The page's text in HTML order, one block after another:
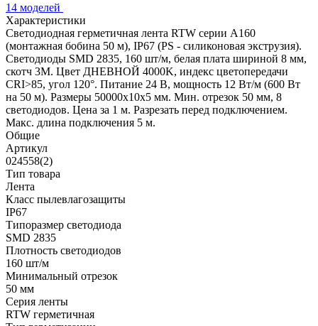
14 моделей
Характеристики
Светодиодная герметичная лента RTW серии A160
(монтажная бобина 50 м), IP67 (PS - силиконовая экструзия).
Светодиоды SMD 2835, 160 шт/м, белая плата шириной 8 мм,
скотч 3M. Цвет ДНЕВНОЙ 4000K, индекс цветопередачи
CRI>85, угол 120°. Питание 24 В, мощность 12 Вт/м (600 Вт
на 50 м). Размеры 50000x10x5 мм. Мин. отрезок 50 мм, 8
светодиодов. Цена за 1 м. Разрезать перед подключением.
Макс. длина подключения 5 м.
Общие
Артикул
024558(2)
Тип товара
Лента
Класс пылевлагозащиты
IP67
Типоразмер светодиода
SMD 2835
Плотность светодиодов
160 шт/м
Минимальный отрезок
50 мм
Серия ленты
RTW герметичная